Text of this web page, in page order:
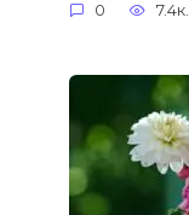
0 7.4к.